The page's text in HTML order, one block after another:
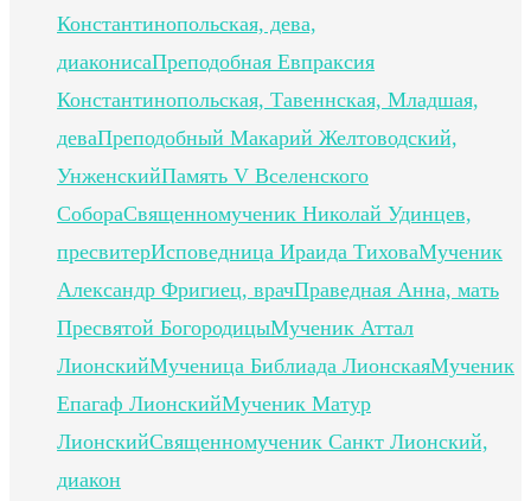
Константинопольская, дева,
диаконисаПреподобная Евпраксия
Константинопольская, Тавеннская, Младшая,
деваПреподобный Макарий Желтоводский,
УнженскийПамять V Вселенского
СобораСвященномученик Николай Удинцев,
пресвитерИсповедница Ираида ТиховаМученик
Александр Фригиец, врачПраведная Анна, мать
Пресвятой БогородицыМученик Аттал
ЛионскийМученица Библиада ЛионскаяМученик
Епагаф ЛионскийМученик Матур
ЛионскийСвященномученик Санкт Лионский,
диакон